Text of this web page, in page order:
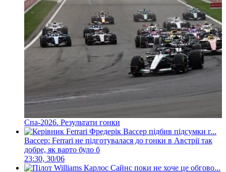
Спа-2026. Результати гонки
Вассер: Ferrari не підготувалася до гонки в Австрії так
добре, як варто було б
23:30, 30/06